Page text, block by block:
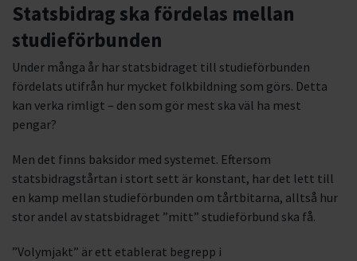
Statsbidrag ska fördelas mellan
studieförbunden
Under många år har statsbidraget till studieförbunden
fördelats utifrån hur mycket folkbildning som görs. Detta
kan verka rimligt – den som gör mest ska väl ha mest
pengar?
Men det finns baksidor med systemet. Eftersom
statsbidragstårtan i stort sett är konstant, har det lett till
en kamp mellan studieförbunden om tårtbitarna, alltså hur
stor andel av statsbidraget ”mitt” studieförbund ska få.
”Volymjakt” är ett etablerat begrepp i